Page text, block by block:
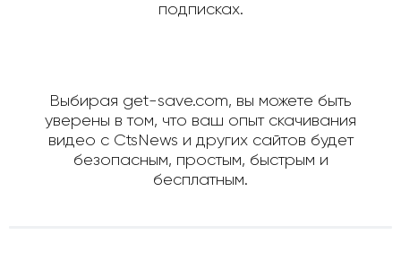
подписках.
Выбирая get-save.com, вы можете быть
уверены в том, что ваш опыт скачивания
видео с CtsNews и других сайтов будет
безопасным, простым, быстрым и
бесплатным.